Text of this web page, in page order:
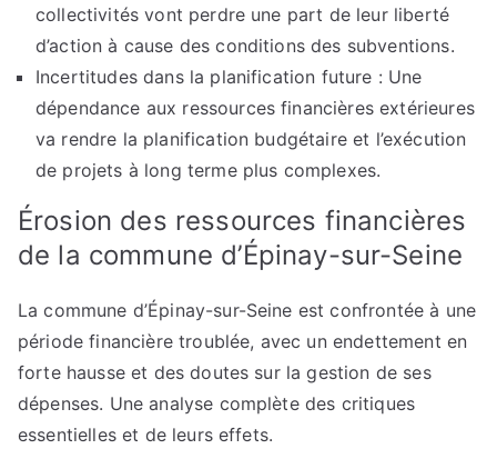
collectivités vont perdre une part de leur liberté
d’action à cause des conditions des subventions.
Incertitudes dans la planification future : Une
dépendance aux ressources financières extérieures
va rendre la planification budgétaire et l’exécution
de projets à long terme plus complexes.
Érosion des ressources financières
de la commune d’Épinay-sur-Seine
La commune d’Épinay-sur-Seine est confrontée à une
période financière troublée, avec un endettement en
forte hausse et des doutes sur la gestion de ses
dépenses. Une analyse complète des critiques
essentielles et de leurs effets.